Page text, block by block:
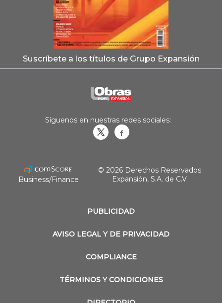
Suscríbete a los títulos de Grupo Expansión
PUBLICIDAD
AVISO LEGAL Y DE PRIVACIDAD
COMPLIANCE
TÉRMINOS Y CONDICIONES
Síguenos en nuestras redes sociales:
Business/Finance
© 2026 Derechos Reservados
Expansión, S.A. de C.V.